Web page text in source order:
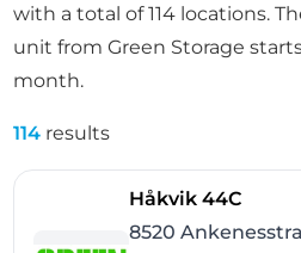
with a total of 114 locations.
unit from Green Storage
month.
114 results
Håkvik 44C-
8520